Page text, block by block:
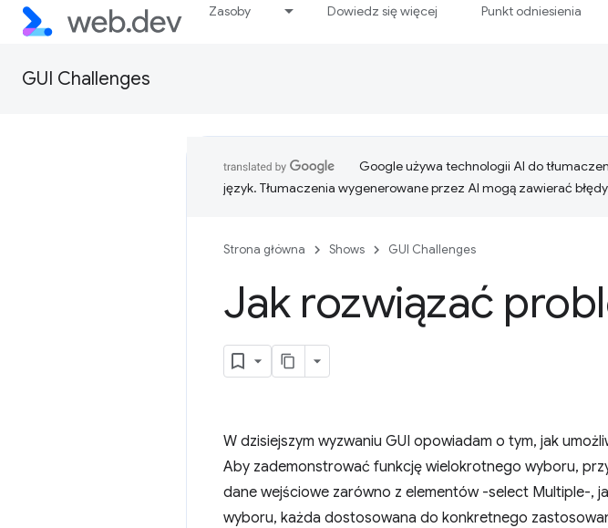
Zasoby Dowiedz się więcej Punkt odniesienia
GUI Challenges
Google używa technologii AI do
język. Tłumaczenia wygenerowane przez AI mogą zawierać
Strona główna Shows GUI Challenges
Jak rozwiązać
W dzisiejszym wyzwaniu GUI opowiadam o tym, jak
Aby zademonstrować funkcję wielokrotnego wyboru,
dane wejściowe zarówno z elementów -select Multiple-,
wyboru, każda dostosowana do konkretnego